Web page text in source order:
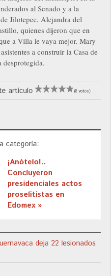
al Senado y a la
Jilotepec, Alejandra del
quienes dijeron que en
a Villa le vaya mejor. Mary
a construir la Casa de
desprotegida.
artículo (8 votos)
categoría:
¡Anótelo!..
Concluyeron
presidenciales actos
proselitistas en
Edomex »
deja 22 lesionados